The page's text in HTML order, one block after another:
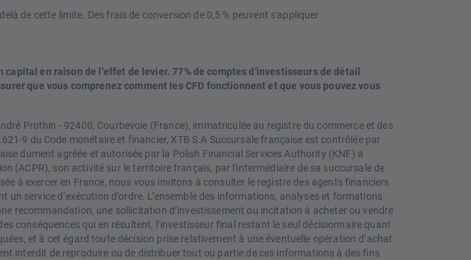
de cette limite. Des frais de conversion de 0,5 % peuvent s'appliquer.
en raison de l'effet de levier. 77% de comptes d'investisseurs de détail
que vous comprenez comment les CFD fonctionnent et que vous pouvez vous
Prothin - 92400, Courbevoie (France), immatriculée au registre du commerce et des
9 du Code monétaire et financier, XTB S.A Succursale française est contrôlée par
dument agréée et autorisée par la Polish Financial Services Authority (KNF) à
(ACPR), son activité sur le territoire français, par l'intermédiaire de sa succursale de
à exercer en France, nous vous invitons à consulter le registre des agents financiers
service d’exécution d’ordre. L’ensemble des informations, analyses et formations
recommandation, une sollicitation d’investissement ou incitation à acheter ou vendre
conséquences qui en résultent, l’investisseur final restant le seul décisionnaire quant
et à cet égard toute décision prise relativement à une éventuelle opération d’achat
interdit de reproduire ou de distribuer tout ou partie de ces informations à des fins